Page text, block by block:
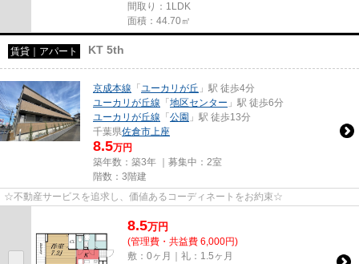
間取り：1LDK
面積：44.70㎡
賃貸｜アパート KT 5th
京成本線 「 ユーカリが丘 」駅 徒歩4分
ユーカリが丘線 「 地区センター 」駅 徒歩6分
ユーカリが丘線 「 公園 」駅 徒歩13分
千葉県佐倉市上座
8.5万円
築年数：築3年 ｜募集中： 2室
階数：3階建
☆不動産サービスを追求し、価値あるコーディネートをお約束☆
8.5万円
(管理費・共益費 6,000円)
敷：0ヶ月｜礼：1.5ヶ月